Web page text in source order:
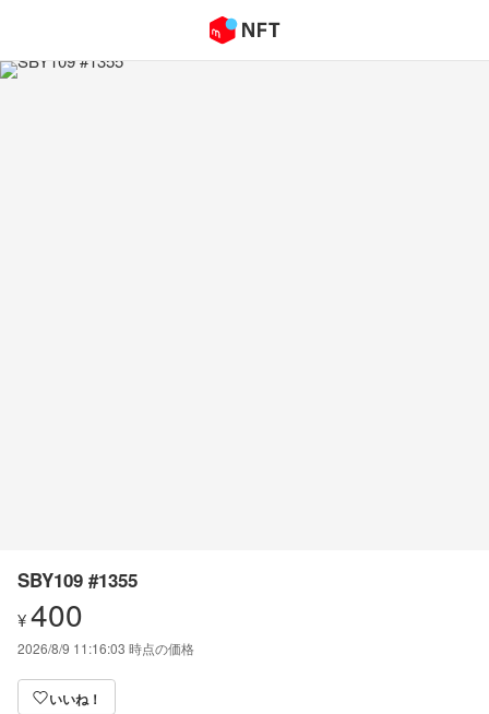
SBY109 #1355
¥400
2026/8/9 11:16:03 時点の価格
いいね！